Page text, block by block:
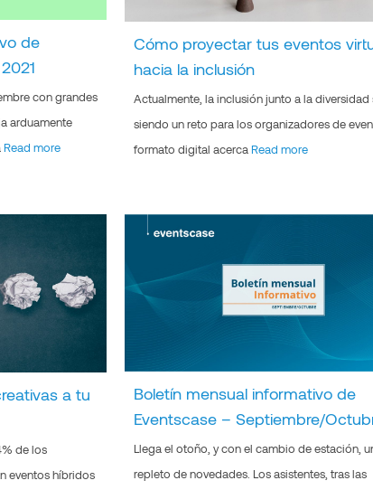
de
con grandes
arduamente
Read more
Cómo proyectar tus eventos
hacia la inclusión
Actualmente, la inclusión junto a la diversidad
siendo un reto para los organizadores de
formato digital acercaRead more
a tu
de los
eventos híbridos
Boletín mensual informativo de
Eventscase – Septiembre/
Llega el otoño, y con el cambio de estación,
repleto de novedades. Los asistentes, tras las